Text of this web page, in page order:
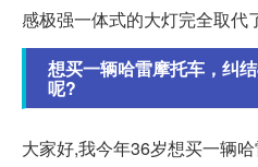
感极强一体式的大灯完全取代
想买一辆哈雷摩托车，纠
呢?
大家好,我今年36岁想买一辆